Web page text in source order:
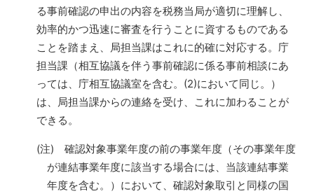
る事前確認の申出の内容を税務当局が適切に理解し、
効率的かつ迅速に審査を行うことに資するものである
ことを踏まえ、局担当課はこれに的確に対応する。庁
担当課（相互協議を伴う事前確認に係る事前相談にあ
っては、庁相互協議室を含む。(2)において同じ。）
は、局担当課からの連絡を受け、これに加わることが
できる。
(注) 確認対象事業年度の前の事業年度（その事業年度
が連結事業年度に該当する場合には、当該連結事業
年度を含む。）において、確認対象取引と同様の国